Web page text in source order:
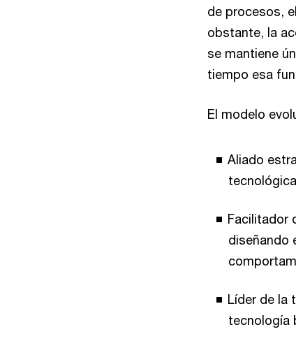
de procesos,
obstante, la
se mantiene
tiempo esa
El modelo
Aliado
Facilitador
diseñando
Líder de la
tecnología